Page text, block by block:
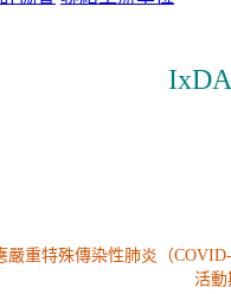
嚴重特殊傳染性肺炎（
活動